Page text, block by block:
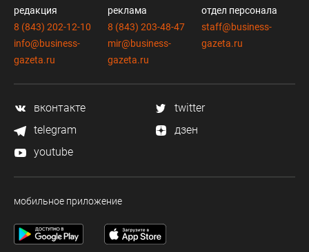
редакция
8 (843) 202-12-10
info@business-
gazeta.ru
реклама
8 (843) 203-48-47
mir@business-
gazeta.ru
отдел персонала
staff@business-
gazeta.ru
вконтакте
twitter
telegram
дзен
youtube
мобильное приложение